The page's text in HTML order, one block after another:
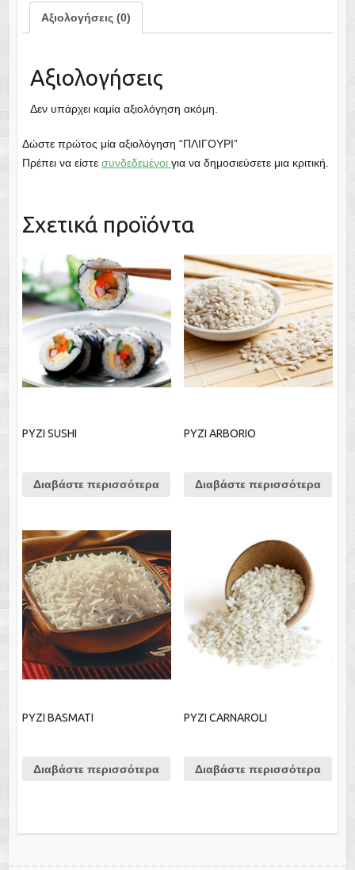
Αξιολογήσεις (0)
Αξιολογήσεις
Δεν υπάρχει καμία αξιολόγηση ακόμη.
Δώστε πρώτος μία αξιολόγηση “ΠΛΙΓΟΥΡΙ”
Πρέπει να είστε συνδεδεμένοι για να δημοσιεύσετε μια κριτική.
Σχετικά προϊόντα
ΡΥΖΙ SUSHI
Διαβάστε περισσότερα
ΡΥΖΙ ARBORIO
Διαβάστε περισσότερα
ΡΥΖΙ BASMATΙ
Διαβάστε περισσότερα
ΡΥΖΙ CARNAROLI
Διαβάστε περισσότερα